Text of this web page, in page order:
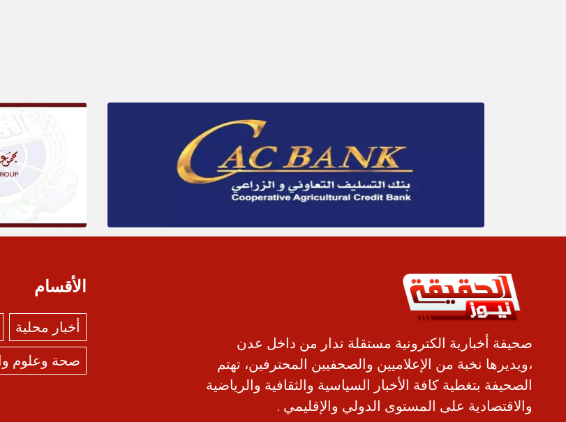
صحيفة أخبارية الكترونية مستقلة تدار من داخل عدن
،ويديرها نخبة من الإعلاميين والصحفيين المحترفين، تهتم
الصحيفة بتغطية كافة الأخبار السياسية والثقافية والرياضية
والاقتصادية على المستوى الدولي والإقليمي .
الأقسام
أخبار محلية
صحة وعلوم